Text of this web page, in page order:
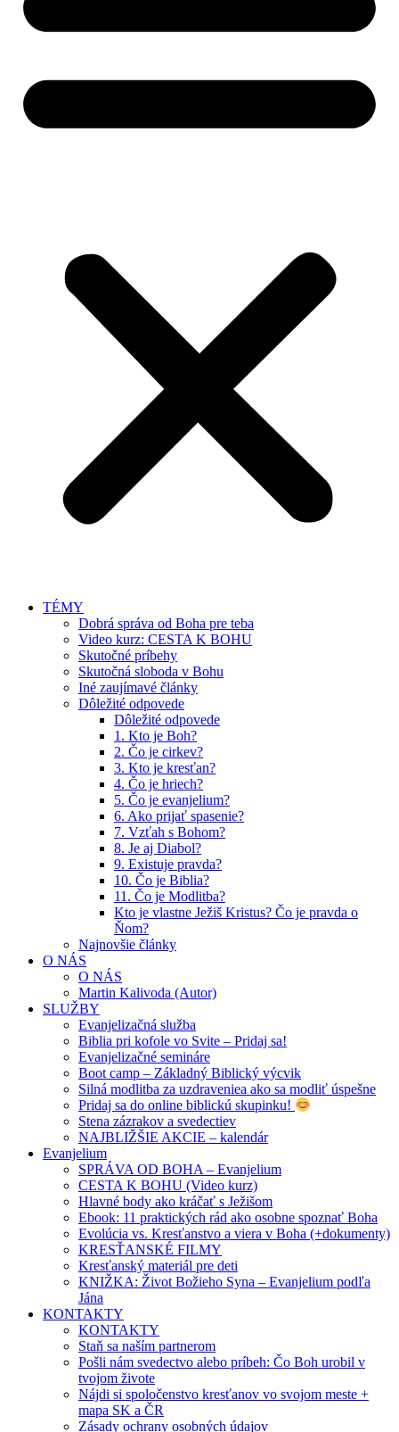
TÉMY
Dobrá správa od Boha pre teba
Video kurz: CESTA K BOHU
Skutočné príbehy
Skutočná sloboda v Bohu
Iné zaujímavé články
Dôležité odpovede
Dôležité odpovede
1. Kto je Boh?
2. Čo je cirkev?
3. Kto je kresťan?
4. Čo je hriech?
5. Čo je evanjelium?
6. Ako prijať spasenie?
7. Vzťah s Bohom?
8. Je aj Diabol?
9. Existuje pravda?
10. Čo je Biblia?
11. Čo je Modlitba?
Kto je vlastne Ježiš Kristus? Čo je pravda o
Ňom?
Najnovšie články
O NÁS
O NÁS
Martin Kalivoda (Autor)
SLUŽBY
Evanjelizačná služba
Biblia pri kofole vo Svite – Pridaj sa!
Evanjelizačné semináre
Boot camp – Základný Biblický výcvik
Silná modlitba za uzdraveniea ako sa modliť úspešne
Pridaj sa do online biblickú skupinku!
Stena zázrakov a svedectiev
NAJBLIŽŠIE AKCIE – kalendár
Evanjelium
SPRÁVA OD BOHA – Evanjelium
CESTA K BOHU (Video kurz)
Hlavné body ako kráčať s Ježišom
Ebook: 11 praktických rád ako osobne spoznať Boha
Evolúcia vs. Kresťanstvo a viera v Boha (+dokumenty)
KRESŤANSKÉ FILMY
Kresťanský materiál pre deti
KNIŽKA: Život Božieho Syna – Evanjelium podľa
Jána
KONTAKTY
KONTAKTY
Staň sa naším partnerom
Pošli nám svedectvo alebo príbeh: Čo Boh urobil v
tvojom živote
Nájdi si spoločenstvo kresťanov vo svojom meste +
mapa SK a ČR
Zásady ochrany osobných údajov